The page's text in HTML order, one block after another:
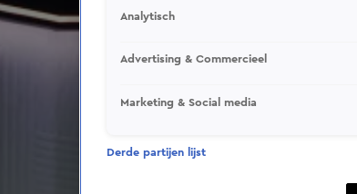
Analytisch
Advertising & Commercieel
Marketing & Social media
Derde partijen lijst